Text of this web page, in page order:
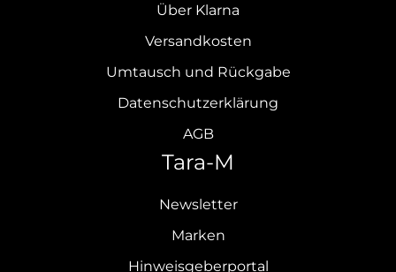
Über Klarna
Versandkosten
Umtausch und Rückgabe
Datenschutzerklärung
AGB
Tara-M
Newsletter
Marken
Hinweisgeberportal